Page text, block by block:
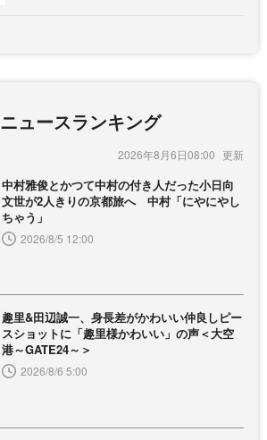
ニュースランキング
2026年8月6日08:00
中村雅俊とかつて中村の付き人だった小日向
文世が2人きりの京都旅へ 中村「にやにやし
ちゃう」
2026/8/5 12:00
趣里&田辺誠一、身長差がかわいい仲良しピー
スショットに「趣里様かわいい」の声＜大空
港～GATE24～＞
2026/8/6 5:00